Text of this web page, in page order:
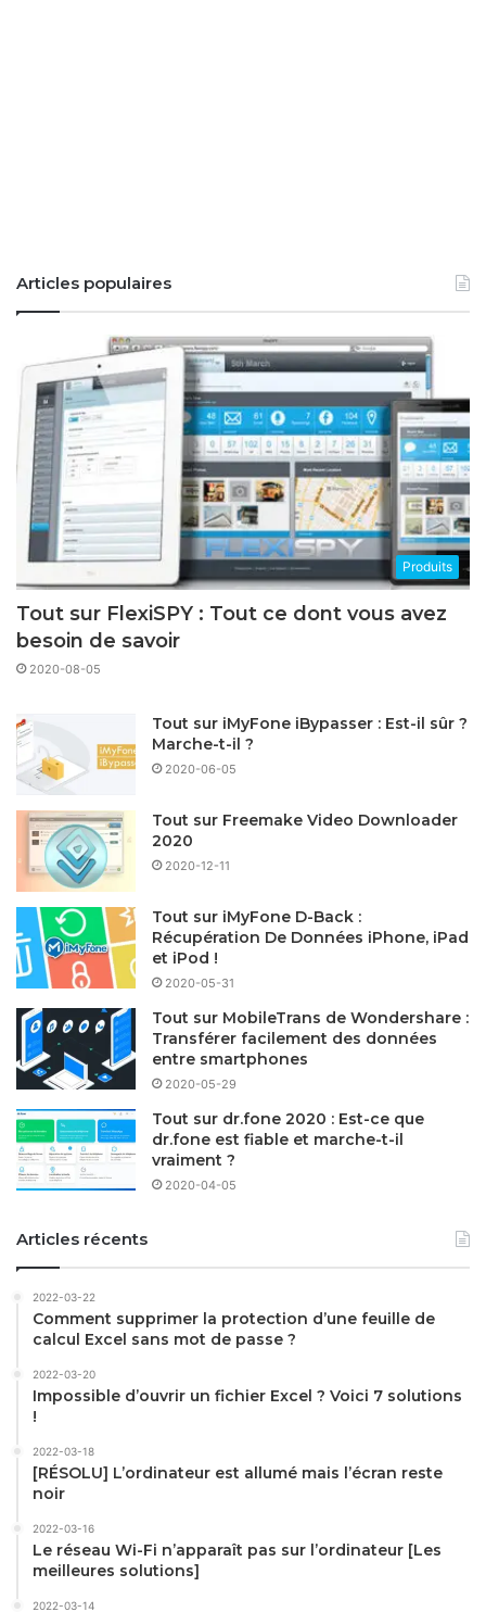
Articles populaires
Produits
Tout sur FlexiSPY : Tout ce dont vous avez
besoin de savoir
2020-08-05
Tout sur iMyFone iBypasser : Est-il sûr ?
Marche-t-il ?
2020-06-05
Tout sur Freemake Video Downloader
2020
2020-12-11
Tout sur iMyFone D-Back :
Récupération De Données iPhone, iPad
et iPod !
2020-05-31
Tout sur MobileTrans de Wondershare :
Transférer facilement des données
entre smartphones
2020-05-29
Tout sur dr.fone 2020 : Est-ce que
dr.fone est fiable et marche-t-il
vraiment ?
2020-04-05
Articles récents
2022-03-22
Comment supprimer la protection d’une feuille de
calcul Excel sans mot de passe ?
2022-03-20
Impossible d’ouvrir un fichier Excel ? Voici 7 solutions
!
2022-03-18
[RÉSOLU] L’ordinateur est allumé mais l’écran reste
noir
2022-03-16
Le réseau Wi-Fi n’apparaît pas sur l’ordinateur [Les
meilleures solutions]
2022-03-14